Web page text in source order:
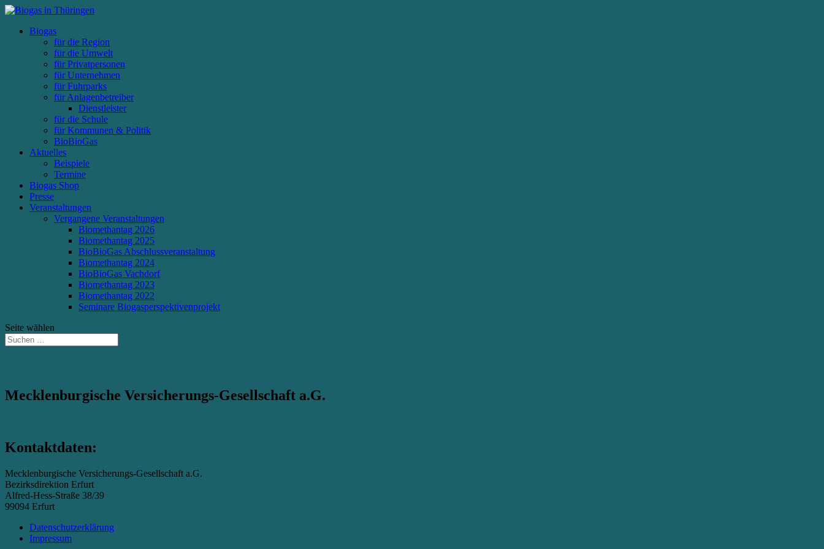
Biogas
für die Region
für die Umwelt
für Privatpersonen
für Unternehmen
für Fuhrparks
für Anlagenbetreiber
Dienstleister
für die Schule
für Kommunen & Politik
BioBioGas
Aktuelles
Beispiele
Termine
Biogas Shop
Presse
Veranstaltungen
Vergangene Veranstaltungen
Biomethantag 2026
Biomethantag 2025
BioBioGas Abschlussveranstaltung
Biomethantag 2024
BioBioGas Vachdorf
Biomethantag 2023
Biomethantag 2022
Seminare Biogasperspektivenprojekt
Seite wählen
Mecklenburgische Versicherungs-Gesellschaft a.G.
Kontaktdaten:
Mecklenburgische Versicherungs-Gesellschaft a.G.
Bezirksdirektion Erfurt
Alfred-Hess-Straße 38/39
99094 Erfurt
Datenschutzerklärung
Impressum